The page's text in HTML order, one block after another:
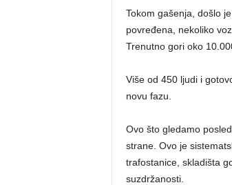
Tokom gašenja, došlo
povređena, nekoliko
Trenutno gori oko
Više od 450 ljudi i
novu fazu.
Ovo što gledamo
strane. Ovo je
trafostanice, skladišta
suzdržanosti.